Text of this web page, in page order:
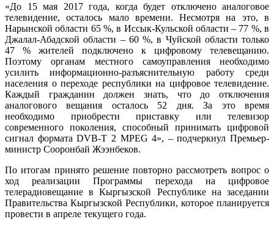
«До 15 мая 2017 года, когда будет отключено аналоговое
телевидение, осталось мало времени. Несмотря на это, в
Нарынской области 65 %, в Иссык-Кульской области – 77 %, в
Джалал-Абадской области – 60 %, в Чуйской области только
47 % жителей подключено к цифровому телевещанию.
Поэтому органам местного самоуправления необходимо
усилить информационно-разъяснительную работу среди
населения о переходе республики на цифровое телевидение.
Каждый гражданин должен знать, что до отключения
аналогового вещания осталось 52 дня. За это время
необходимо приобрести приставку или телевизор
современного поколения, способный принимать цифровой
сигнал формата DVB-T 2 MPEG 4», – подчеркнул Премьер-
министр Сооронбай Жээнбеков.
По итогам принято решение повторно рассмотреть вопрос о
ход реализации Программы перехода на цифровое
телерадиовещание в Кыргызской Республике на заседании
Правительства Кыргызской Республики, которое планируется
провести в апреле текущего года.